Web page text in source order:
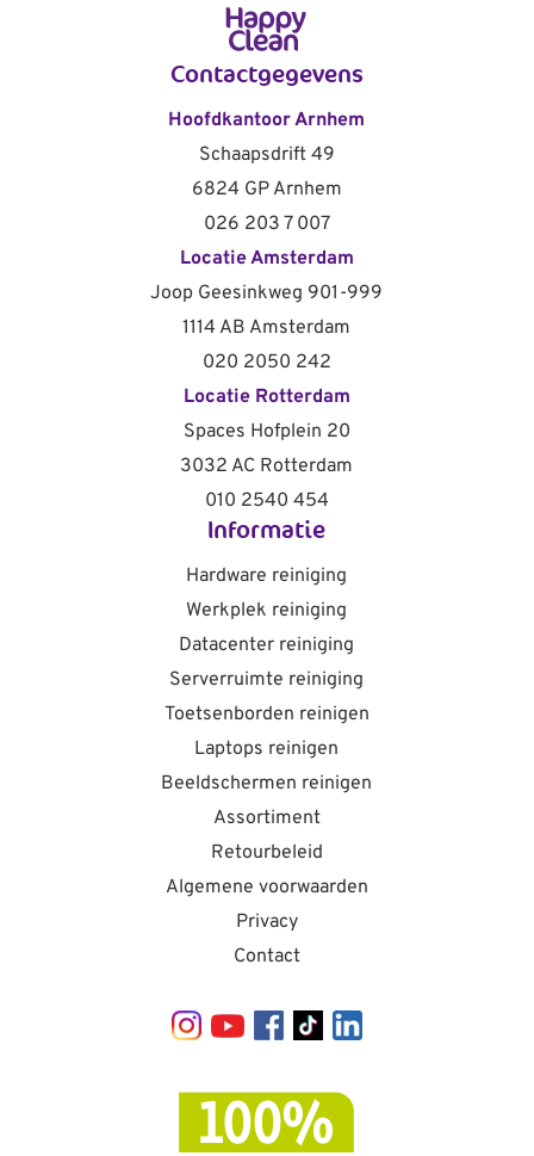
Contactgegevens
Hoofdkantoor Arnhem
Schaapsdrift 49
6824 GP Arnhem
026 203 7 007
Locatie Amsterdam
Joop Geesinkweg 901-999
1114 AB Amsterdam
020 2050 242
Locatie Rotterdam
Spaces Hofplein 20
3032 AC Rotterdam
010 2540 454
Informatie
Hardware reiniging
Werkplek reiniging
Datacenter reiniging
Serverruimte reiniging
Toetsenborden reinigen
Laptops reinigen
Beeldschermen reinigen
Assortiment
Retourbeleid
Algemene voorwaarden
Privacy
Contact